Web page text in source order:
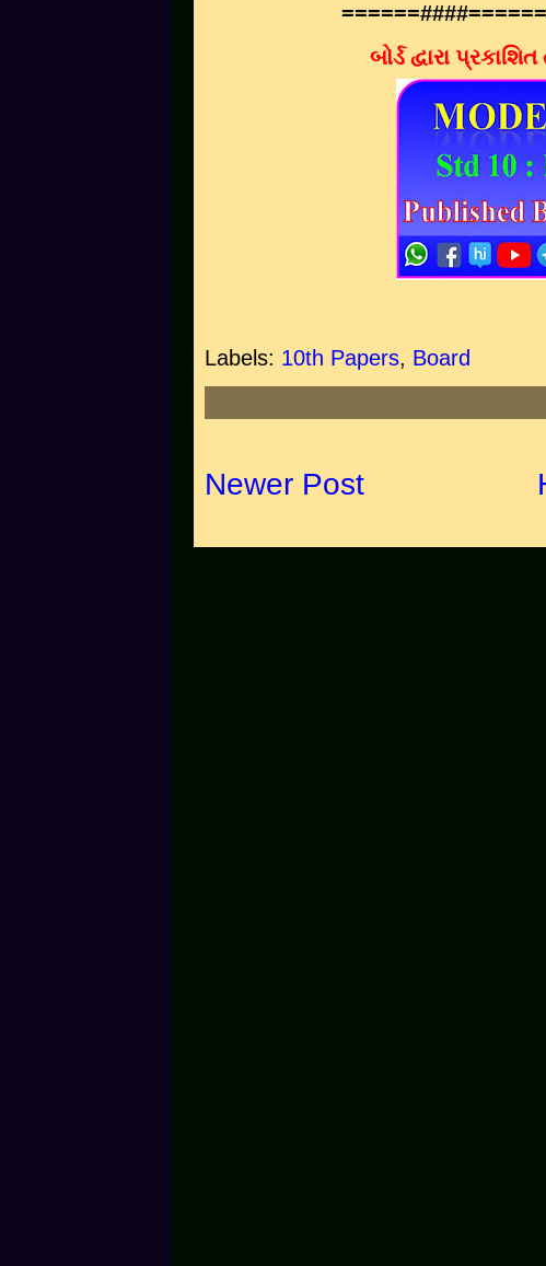
======####======
બોર્ડ દ્વારા
Labels: 10th Papers, Board
Newer Post